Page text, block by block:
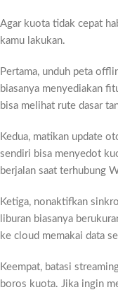
Agar kuota tidak cepat
kamu lakukan.
Pertama, unduh peta
biasanya menyediakan
bisa melihat rute dasar
Kedua, matikan update
sendiri bisa menyedot
berjalan saat terhubung
Ketiga, nonaktifkan
liburan biasanya
ke cloud memakai data
Keempat, batasi
boros kuota. Jika ingin